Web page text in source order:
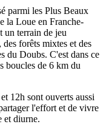
parmi les Plus Beaux
la Loue en Franche-
un terrain de jeu
forêts mixtes et des
du Doubs. C'est dans ce
boucles de 6 km du
12h sont ouverts aussi
l'effort et de vivre
et diurne.